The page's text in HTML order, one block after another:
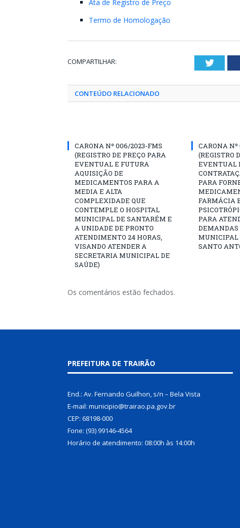
Ata de Registro de Preço
Termo de Homologação
COMPARTILHAR:
CONTEÚDO RELACIONADO
CARONA Nº 006/2023-FMS
(REGISTRO DE PREÇO PARA
EVENTUAL E FUTURA
AQUISIÇÃO DE
MEDICAMENTOS PARA A
MEDIA E ALTA
COMPLEXIDADE QUE
CONTEMPLE O HOSPITAL
MUNICIPAL DE SANTARÉM E
A UNIDADE DE PRONTO
ATENDIMENTO 24 HORAS,
VISANDO ATENDER A
SECRETARIA MUNICIPAL DE
SAÚDE)
CARONA
(REGISTRO
EVENTUAL
PARA
FARMÁCIA
PARA
DEMANDAS
MUNICIPAL
SANTO
Os comentários estão fechados.
PREFEITURA DE TRAIRÃO
End.: Av. Fernando Guilhon, s/n – Bela Vista
E-mail: municipio@trairao.pa.gov.br
CEP: 68198-000
Fone: (93) 99146-4564
Horário de atendimento: 08:00h às 14:00h